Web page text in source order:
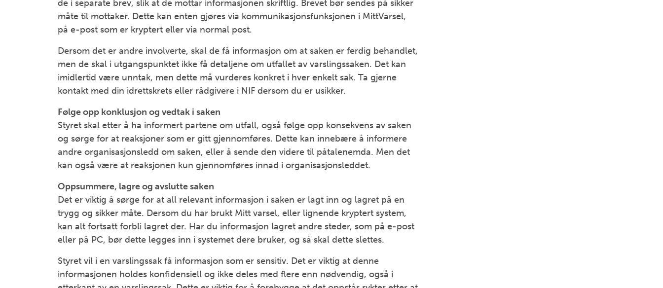
de i separate brev, slik at de mottar informasjonen skriftlig. Brevet bør sendes på sikker
måte til mottaker. Dette kan enten gjøres via kommunikasjonsfunksjonen i MittVarsel,
på e-post som er kryptert eller via normal post.
Dersom det er andre involverte, skal de få informasjon om at saken er ferdig behandlet,
men de skal i utgangspunktet ikke få detaljene om utfallet av varslingssaken. Det kan
imidlertid være unntak, men dette må vurderes konkret i hver enkelt sak. Ta gjerne
kontakt med din idrettskrets eller rådgivere i NIF dersom du er usikker.
Følge opp konklusjon og vedtak i saken
Styret skal etter å ha informert partene om utfall, også følge opp konsekvens av saken
og sørge for at reaksjoner som er gitt gjennomføres. Dette kan innebære å informere
andre organisasjonsledd om saken, eller å sende den videre til påtalenemda. Men det
kan også være at reaksjonen kun gjennomføres innad i organisasjonsleddet.
Oppsummere, lagre og avslutte saken
Det er viktig å sørge for at all relevant informasjon i saken er lagt inn og lagret på en
trygg og sikker måte. Dersom du har brukt Mitt varsel, eller lignende kryptert system,
kan alt fortsatt forbli lagret der. Har du informasjon lagret andre steder, som på e-post
eller på PC, bør dette legges inn i systemet dere bruker, og så skal dette slettes.
Styret vil i en varslingssak få informasjon som er sensitiv. Det er viktig at denne
informasjonen holdes konfidensiell og ikke deles med flere enn nødvendig, også i